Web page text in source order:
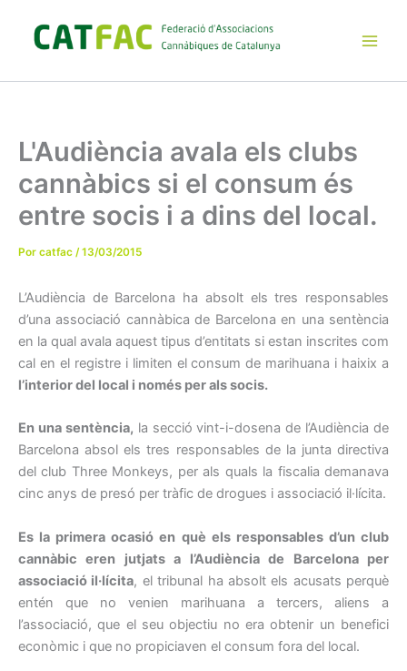
contenido
L'Audiència avala els clubs
cannàbics si el consum és
entre socis i a dins del local.
Por catfac /13/03/2015
L’Audiència de Barcelona ha absolt els tres responsables
d’una associació cannàbica de Barcelona en una sentència
en la qual avala aquest tipus d’entitats si estan inscrites com
cal en el registre i limiten el consum de marihuana i haixix a
l’interior del local i només per als socis.
En una sentència, la secció vint-i-dosena de l’Audiència de
Barcelona absol els tres responsables de la junta directiva
del club Three Monkeys, per als quals la fiscalia demanava
cinc anys de presó per tràfic de drogues i associació il·lícita.
Es la primera ocasió en què els responsables d’un club
cannàbic eren jutjats a l’Audiència de Barcelona per
associació il·lícita, el tribunal ha absolt els acusats perquè
entén que no venien marihuana a tercers, aliens a
l’associació, que el seu objectiu no era obtenir un benefici
econòmic i que no propiciaven el consum fora del local.